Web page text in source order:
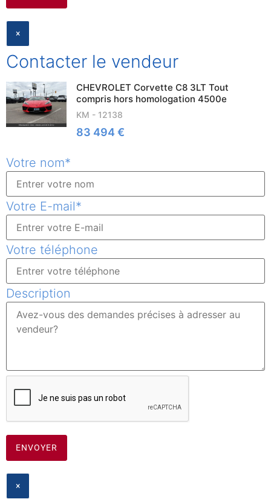
×CLOSE
Contacter le vendeur
CHEVROLET Corvette C8 3LT Tout
compris hors homologation 4500e
KM - 12138
83 494 €
Votre nom*
Votre E-mail*
Votre téléphone
Description
×CLOSE